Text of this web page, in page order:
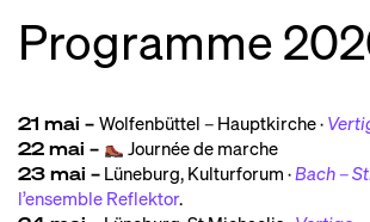
Programme
21 mai – Wolfenbüttel – Hauptkirche ·
22 mai –
Journée de marche
23 mai – Lüneburg, Kulturforum ·Bach –
l’ensemble Reflektor.